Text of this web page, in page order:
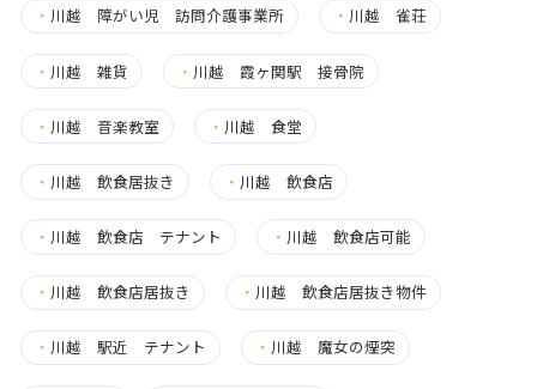
・ 川越 障がい児 訪問介護事業所 ・ 川越 雀荘
・ 川越 雑貨 ・ 川越 霞ヶ関駅 接骨院
・ 川越 音楽教室 ・ 川越 食堂
・ 川越 飲食居抜き ・ 川越 飲食店
・ 川越 飲食店 テナント ・ 川越 飲食店可能
・ 川越 飲食店居抜き ・ 川越 飲食店居抜き物件
・ 川越 駅近 テナント ・ 川越 魔女の煙突